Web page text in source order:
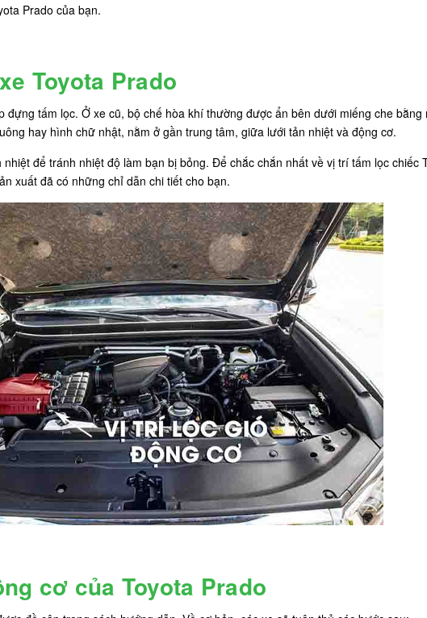
Prado của bạn.
Toyota Prado
tấm lọc. Ở xe cũ, bộ chế hòa khí thường được ẩn bên dưới miếng che
hay hình chữ nhật, nằm ở gần trung tâm, giữa lưới tản nhiệt và động cơ.
để tránh nhiệt độ làm bạn bị bỏng. Để chắc chắn nhất về vị trí tấm lọc chiếc
xuất đã có những chỉ dẫn chi tiết cho bạn.
cơ của Toyota Prado